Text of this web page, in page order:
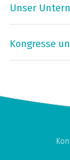
Unser
Kongresse